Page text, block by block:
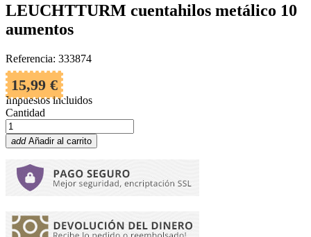
LEUCHTTURM cuentahilos metálico 10
aumentos
Referencia: 333874
15,99 €
Impuestos incluidos
Cantidad
add Añadir al carrito